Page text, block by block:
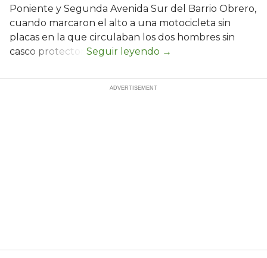
Poniente y Segunda Avenida Sur del Barrio Obrero,
cuando marcaron el alto a una motocicleta sin
placas en la que circulaban los dos hombres sin
casco protector.